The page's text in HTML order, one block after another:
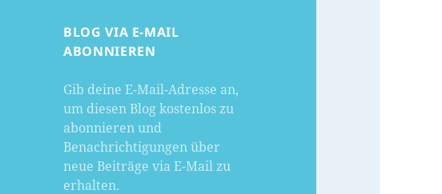
BLOG VIA E-MAIL
ABONNIEREN
Gib deine E-Mail-Adresse an,
um diesen Blog kostenlos zu
abonnieren und
Benachrichtigungen über
neue Beiträge via E-Mail zu
erhalten.